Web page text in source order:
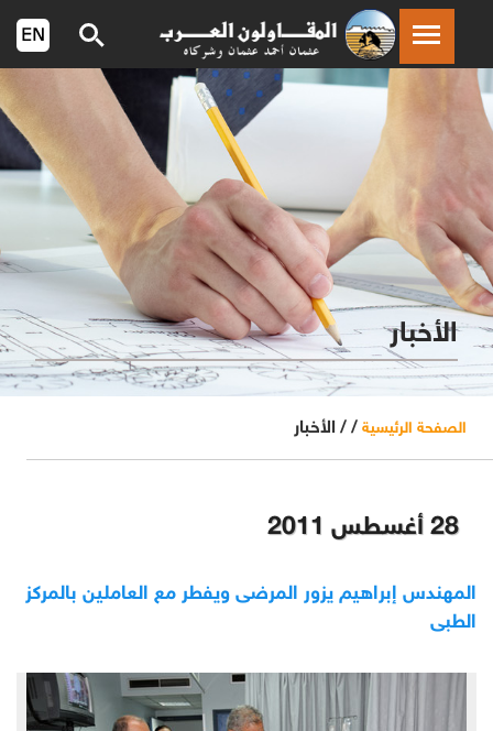
الأخبار
الصفحة الرئيسية / / الأخبار
28 أغسطس 2011
المهندس إبراهيم يزور المرضى ويفطر مع العاملين بالمركز
الطبى